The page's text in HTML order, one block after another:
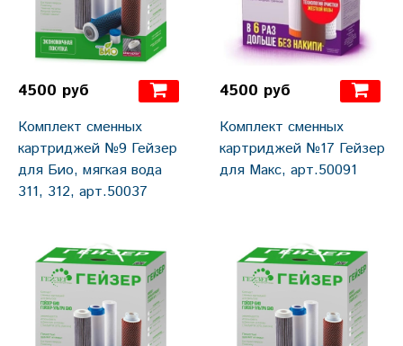
4500 руб
Комплект сменных
картриджей №9 Гейзер
для Био, мягкая вода
311, 312, арт.50037
4500 руб
Комплект сменных
картриджей №17 Гейзер
для Макс, арт.50091